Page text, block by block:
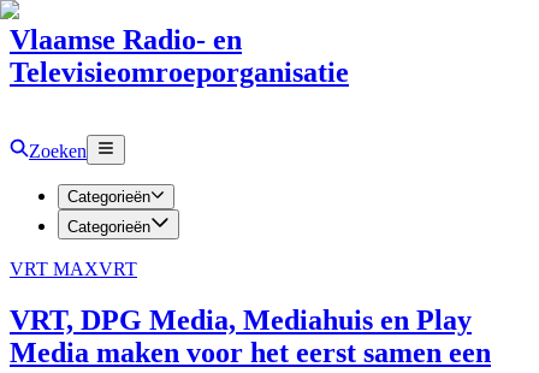
Vlaamse Radio- en
Televisieomroeporganisatie
Zoeken
Categorieën
Categorieën
VRT MAXVRT
VRT, DPG Media, Mediahuis en Play
Media maken voor het eerst samen een